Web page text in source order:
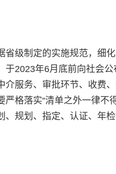
级制定的实施规范，细
2023年6月底前向社会
服务、审批环节、收费
格落实“清单之外一律不
规划、指定、认证、年